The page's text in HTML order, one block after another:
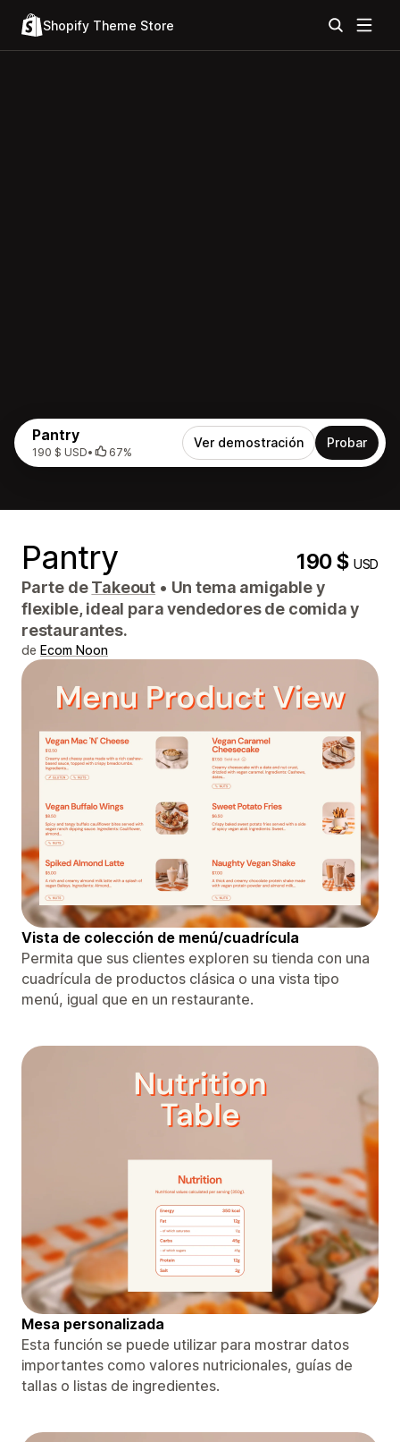
Shopify Theme Store
Pantry
190 $ USD• 67%
Ver demostración Probar
Pantry 190 $USD
Parte deTakeout • Un tema amigable y
flexible, ideal para vendedores de comida y
restaurantes.
de Ecom Noon
Vista de colección de menú/cuadrícula
Permita que sus clientes exploren su tienda con una
cuadrícula de productos clásica o una vista tipo
menú, igual que en un restaurante.
Mesa personalizada
Esta función se puede utilizar para mostrar datos
importantes como valores nutricionales, guías de
tallas o listas de ingredientes.